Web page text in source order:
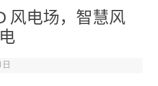
风电场，智慧风